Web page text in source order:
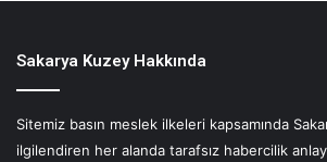
Sakarya Kuzey Hakkında
Sitemiz basın meslek ilkeleri kapsamında
ilgilendiren her alanda tarafsız habercilik